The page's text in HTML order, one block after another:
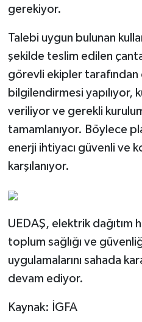
gerekiyor.
Talebi uygun bulunan
şekilde teslim edilen
görevli ekipler tarafından
bilgilendirmesi yapılıyor,
veriliyor ve gerekli
tamamlanıyor. Böylece
enerji ihtiyacı güvenli ve
karşılanıyor.
UEDAŞ, elektrik dağıtım
toplum sağlığı ve
uygulamalarını sahada
devam ediyor.
Kaynak: İGFA